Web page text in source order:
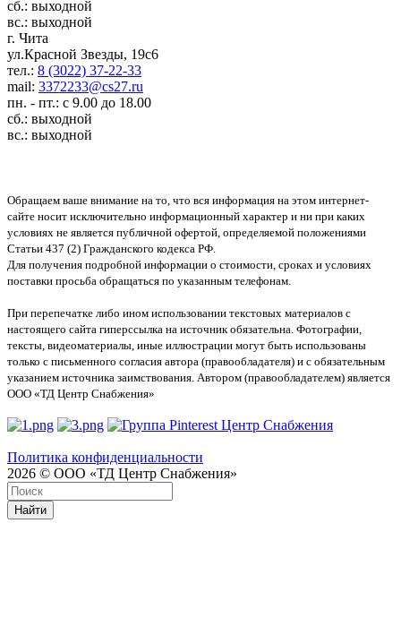
сб.: выходной
вс.: выходной
г. Чита
ул.Красной Звезды, 19с6
тел.: 8 (3022) 37-22-33
mail: 3372233@cs27.ru
пн. - пт.: с 9.00 до 18.00
сб.: выходной
вс.: выходной
Обращаем ваше внимание на то, что вся информация на этом интернет-
сайте носит исключительно информационный характер и ни при каких
условиях не является публичной офертой, определяемой положениями
Статьи 437 (2) Гражданского кодекса РФ.
Для получения подробной информации о стоимости, сроках и условиях
поставки просьба обращаться по указанным телефонам.
При перепечатке либо ином использовании текстовых материалов с
настоящего сайта гиперссылка на источник обязательна. Фотографии,
тексты, видеоматериалы, иные иллюстрации могут быть использованы
только с письменного согласия автора (правообладателя) и с обязательным
указанием источника заимствования. Автором (правообладателем) является
ООО «ТД Центр Снабжения»
Политика конфиденциальности
2026 © ООО «ТД Центр Снабжения»
Найти